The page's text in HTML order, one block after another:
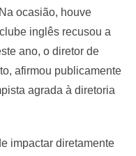
ocasião, houve
inglês recusou a
ano, o diretor de
afirmou publicamente
agrada à diretoria
impactar diretamente